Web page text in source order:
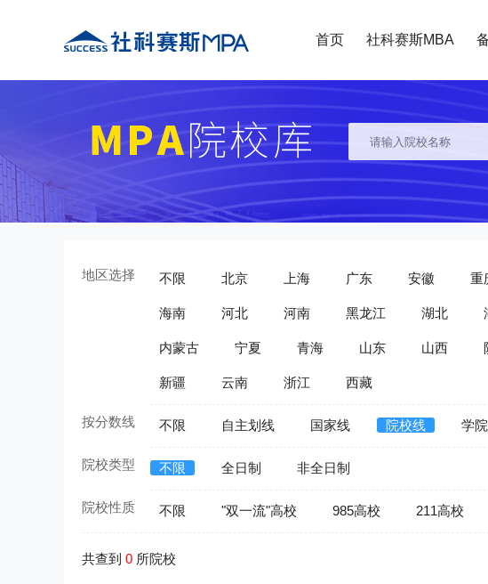
首页 社科赛斯MBA
地区选择 不限 北京 上海 广东 安徽 重
海南 河北 河南 黑龙江 湖北
内蒙古 宁夏 青海 山东 山西
新疆 云南 浙江 西藏
按分数线 不限 自主划线 国家线 院校线 学
院校类型 不限 全日制 非全日制
院校性质 不限 "双一流"高校 985高校 211高校
共查到 0 所院校